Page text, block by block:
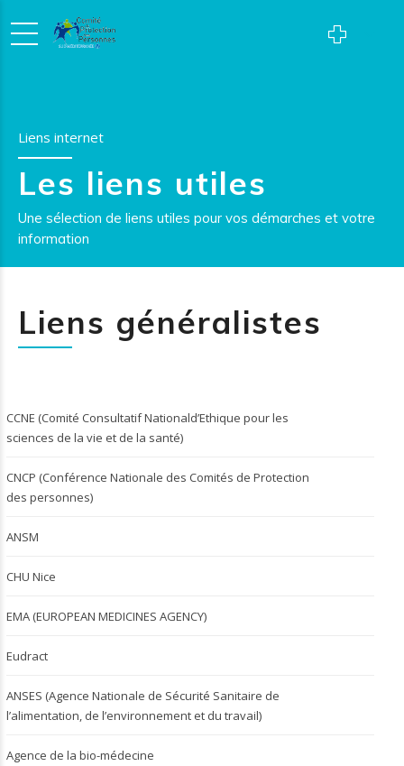
Liens internet
Les liens utiles
Une sélection de liens utiles pour vos démarches et votre
information
Liens généralistes
CCNE (Comité Consultatif Nationald’Ethique pour les
sciences de la vie et de la santé)
CNCP (Conférence Nationale des Comités de Protection
des personnes)
ANSM
CHU Nice
EMA (EUROPEAN MEDICINES AGENCY)
Eudract
ANSES (Agence Nationale de Sécurité Sanitaire de
l’alimentation, de l’environnement et du travail)
Agence de la bio-médecine